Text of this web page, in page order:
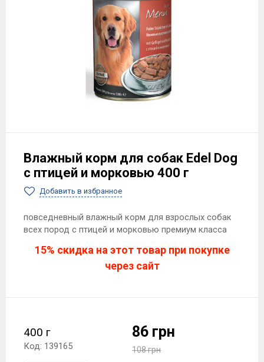
Влажный корм для собак Edel Dog
с птицей и морковью 400 г
Добавить в избранное
повседневный влажный корм для взрослых собак
всех пород с птицей и морковью премиум класса
15% скидка на этот товар при покупке
через сайт
400 г
Код: 139165
86 грн
108 грн